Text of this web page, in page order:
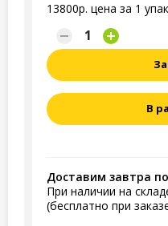
13800р. цена за 1
В
Доставим завтра
При наличии на
(бесплатно при